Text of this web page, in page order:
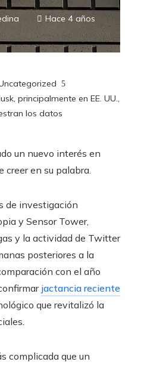
Hace 4 años
principalmente en EE. UU.,
los datos
un nuevo interés en
creer en su palabra.
de investigación
y Sensor Tower,
y la actividad de Twitter
posteriores a la
con el año
jactancia reciente
que revitalizó la
complicada que un